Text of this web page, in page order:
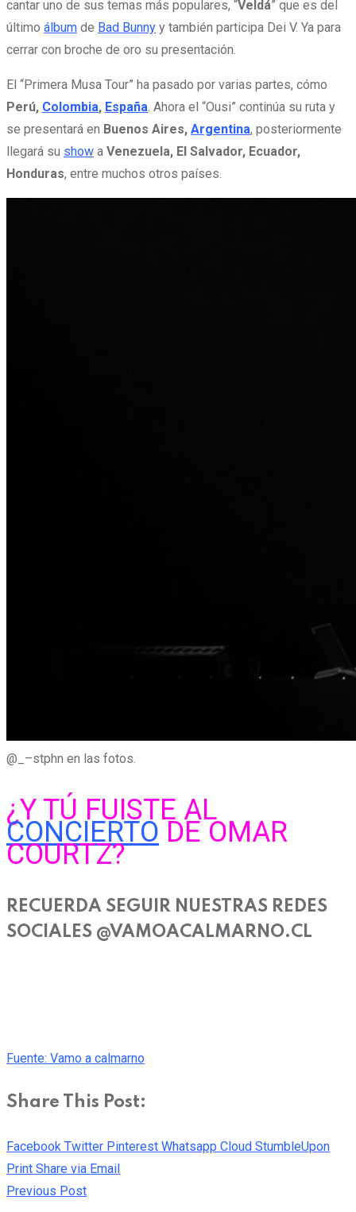
cantar uno de sus temas más populares, “Veldá” que es del
último álbum de Bad Bunny y también participa Dei V. Ya para
cerrar con broche de oro su presentación.
El “Primera Musa Tour” ha pasado por varias partes, cómo
Perú, Colombia, España. Ahora el “Ousi” continúa su ruta y
se presentará en Buenos Aires, Argentina, posteriormente
llegará su show a Venezuela, El Salvador, Ecuador,
Honduras, entre muchos otros países.
@ –stphn en las fotos.
¿Y TÚ FUISTE AL
CONCIERTO DE OMAR
COURTZ?
RECUERDA SEGUIR NUESTRAS REDES
SOCIALES @VAMOACALMARNO.CL
Fuente: Vamo a calmarno
Share This Post:
Facebook Twitter Pinterest Whatsapp Cloud StumbleUpon
Print Share via Email
Previous Post